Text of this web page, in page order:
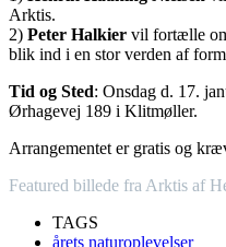
Arktis.
2) Peter Halkier vil fortælle
blik ind i en stor verden af
Tid og Sted: Onsdag d. 17.
Ørhagevej 189 i Klitmøller.
Arrangementet er gratis og
Featured billede fra Arktis af
TAGS
årets naturoplevelser